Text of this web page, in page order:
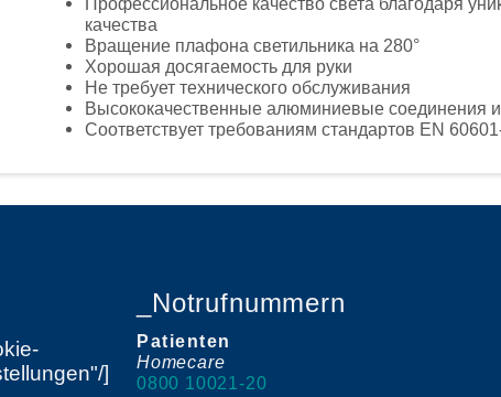
качества
Вращение плафона светильника на 280°
Хорошая досягаемость для руки
Не требует технического обслуживания
Высококачественные алюминиевые соединения
Соответствует требованиям стандартов EN
]
_Notrufnummern
Patienten
Homecare
0800 10021-20